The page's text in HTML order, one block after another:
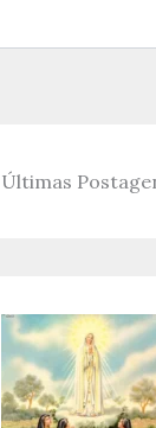
Últimas